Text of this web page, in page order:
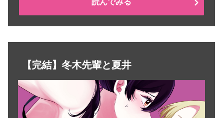
読んでみる
【完結】冬木先輩と夏井